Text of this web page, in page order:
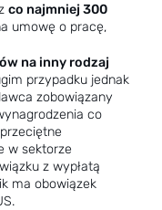
co najmniej 300
umowę o pracę,
na inny rodzaj
przypadku jednak
zobowiązany
co
w sektorze
z wypłatą
ma obowiązek